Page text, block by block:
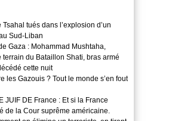
tués dans l’explosion d’un
Sud-Liban
Gaza : Mohammad Mushtaha,
terrain du Bataillon Shati, bras armé
cette nuit
les Gazouis ? Tout le monde s’en fout
JUIF DE France : Et si la France
de la Cour suprême américaine.